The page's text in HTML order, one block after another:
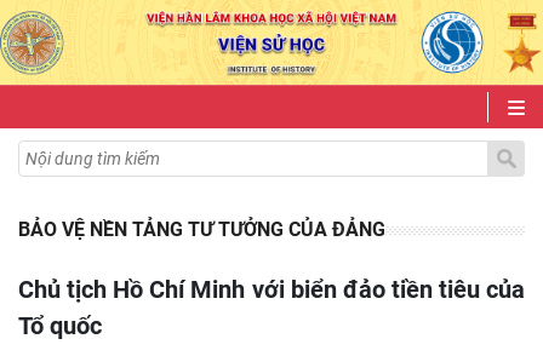
BẢO VỆ NỀN TẢNG TƯ TƯỞNG CỦA ĐẢNG
Chủ tịch Hồ Chí Minh với biển đảo tiền tiêu của
Tổ quốc